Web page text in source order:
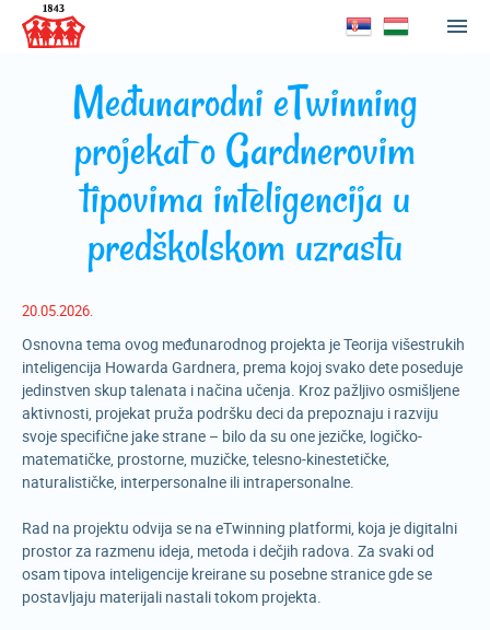
Međunarodni eTwinning
projekat o Gardnerovim
tipovima inteligencija u
predškolskom uzrastu
20.05.2026.
Osnovna tema ovog međunarodnog projekta je Teorija višestrukih
inteligencija Howarda Gardnera, prema kojoj svako dete poseduje
jedinstven skup talenata i načina učenja. Kroz pažljivo osmišljene
aktivnosti, projekat pruža podršku deci da prepoznaju i razviju
svoje specifične jake strane – bilo da su one jezičke, logičko-
matematičke, prostorne, muzičke, telesno-kinestetičke,
naturalističke, interpersonalne ili intrapersonalne.
Rad na projektu odvija se na eTwinning platformi, koja je digitalni
prostor za razmenu ideja, metoda i dečjih radova. Za svaki od
osam tipova inteligencije kreirane su posebne stranice gde se
postavljaju materijali nastali tokom projekta.